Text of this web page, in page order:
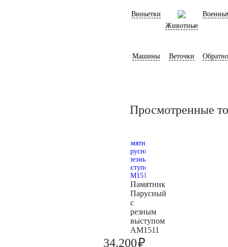
Виньетки
Животные
Машины Веточки
Просмотренные
Памятник
Парусный
с
резным
выступом
AM1511
34.200₽